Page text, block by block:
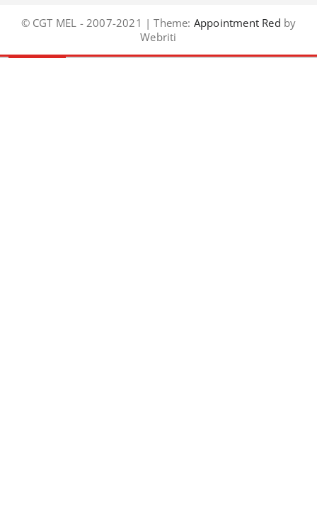
© CGT MEL - 2007-2021 | Theme: Appointment Red by
Webriti